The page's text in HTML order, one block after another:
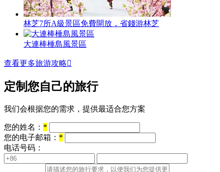
林芝7所A級景區免費開放，省錢游林芝
大連棒棰島風景區
查看更多旅游攻略
定制您自己的旅行
我们会根据您的需求，提供最适合您方案
您的姓名： *
您的电子邮箱： *
电话号码：